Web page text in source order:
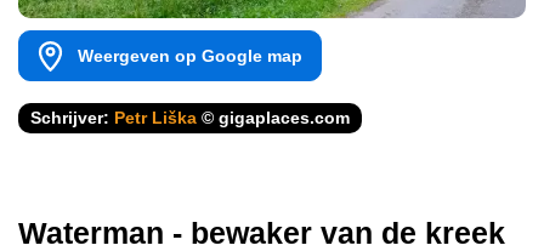
Weergeven op Google map
Schrijver: Petr Liška © gigaplaces.com
Waterman - bewaker van de kreek